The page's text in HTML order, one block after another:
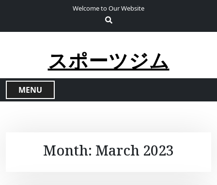
Welcome to Our Website
スポーツジム
MENU
Month: March 2023